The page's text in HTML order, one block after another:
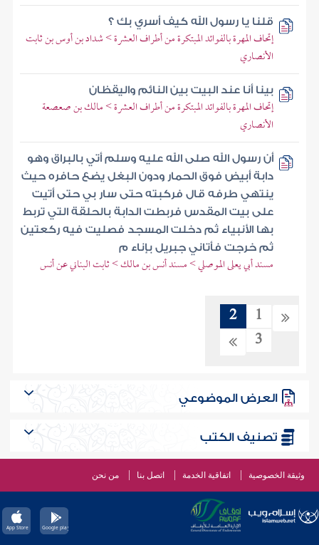
قلنا يا رسول الله كيف أسري بك ؟
إتحاف المهرة بالفوائد المبتكرة من أطراف العشرة > شداد بن أوس بن ثابت
الأنصاري
بينا أنا عند البيت بين النائم واليقظان
إتحاف المهرة بالفوائد المبتكرة من أطراف العشرة > مالك بن صعصعة
الأنصاري
أن رسول الله صلى الله عليه وسلم أتي بالبراق وهو
دابة أبيض فوق الحمار ودون البغل يضع حافره حيث
ينتهي طرفه قال فركبته حتى سار بي حتى أتيت
على بيت المقدس فربطت الدابة بالحلقة التي تربط
بها الأنبياء ثم دخلت المسجد فصليت فيه ركعتين
ثم خرجت فأتاني جبريل بإناء م
مسند أبي يعلى الموصلي > مسند أنس بن مالك > ثابت البناني عن أنس
1
2
3
العرض الموضوعي
تصنيف الكتب
وثيقة الخصوصية اتفاقية الخدمة اتصل بنا من نحن